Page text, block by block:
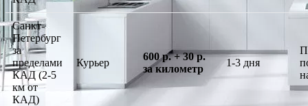
Санкт-
Петербург
за
пределами
КАД (2-5
км от
КАД)
Курьер
600 р. + 30 р.
за километр
1-3 дня